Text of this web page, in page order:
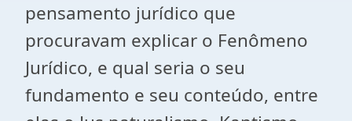
pensamento jurídico que
procuravam explicar o Fenômeno
Jurídico, e qual seria o seu
fundamento e seu conteúdo, entre